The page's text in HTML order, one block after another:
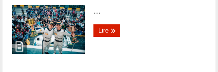
...
Lire